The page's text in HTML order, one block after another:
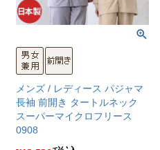
メンズ / レディース パジャマ
長袖 前開き タートルネック
スーパーマイクロフリース
0908